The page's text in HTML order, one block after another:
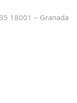
18001 – Granada